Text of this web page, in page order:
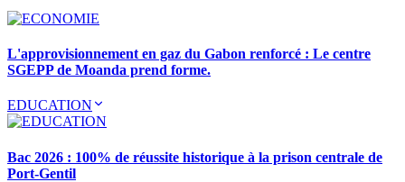
L'approvisionnement en gaz du Gabon renforcé : Le centre
SGEPP de Moanda prend forme.
EDUCATION
Bac 2026 : 100% de réussite historique à la prison centrale de
Port-Gentil